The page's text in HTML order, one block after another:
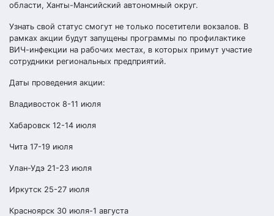
области, Ханты-Мансийский автономный округ.
Узнать свой статус смогут не только посетители вокзалов. В
рамках акции будут запущены программы по профилактике
ВИЧ-инфекции на рабочих местах, в которых примут участие
сотрудники региональных предприятий.
Даты проведения акции:
Владивосток 8-11 июля
Хабаровск 12-14 июля
Чита 17-19 июля
Улан-Удэ 21-23 июля
Иркутск 25-27 июля
Красноярск 30 июля-1 августа